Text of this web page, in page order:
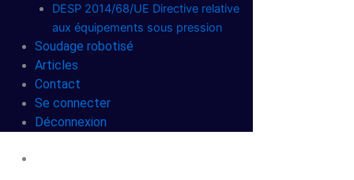
DESP 2014/68/UE Directive relative
aux équipements sous pression
Soudage robotisé
Articles
Contact
Se connecter
Déconnexion